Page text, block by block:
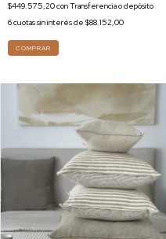
$449.575,20conTransferencia o depósito
6cuotas sin interés de $88.152,00
COMPRAR